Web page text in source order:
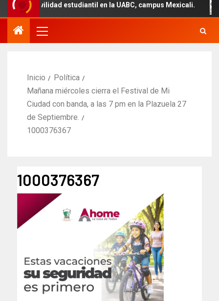
estudiantil en la UABC, campus Mexicali.
Inicio
Política
Mañana miércoles cierra el Festival de Mi
Ciudad con banda, a las 7 pm en la Plazuela 27
de Septiembre.
1000376367
1000376367